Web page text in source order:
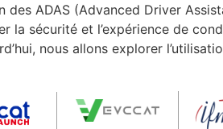
ADAS (Advanced Driver
la sécurité et l’expérience de
nous allons explorer